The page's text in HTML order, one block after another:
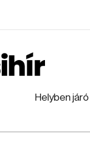
Helyben járó